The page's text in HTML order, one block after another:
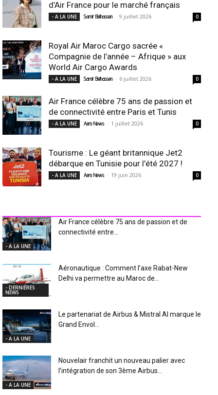
d’Air France pour le marché français
- A LA UNE Samir Belhassen - 9 juillet 2026 0
Royal Air Maroc Cargo sacrée «
Compagnie de l’année – Afrique » aux
World Air Cargo Awards
- A LA UNE Samir Belhassen - 6 juillet 2026 0
Air France célèbre 75 ans de passion et
de connectivité entre Paris et Tunis
- A LA UNE Aero News - 1 juillet 2026 0
Tourisme : Le géant britannique Jet2
débarque en Tunisie pour l’été 2027 !
- A LA UNE Aero News - 19 juin 2026 0
- A LA UNE
Air France célèbre 75 ans de passion et de
connectivité entre...
- DERNIÈRES
NEWS
Aéronautique : Comment l’axe Rabat-New
Delhi va permettre au Maroc de...
- A LA UNE
Le partenariat de Airbus & Mistral AI marque le
Grand Envol...
- A LA UNE
Nouvelair franchit un nouveau palier avec
l’intégration de son 3ème Airbus...